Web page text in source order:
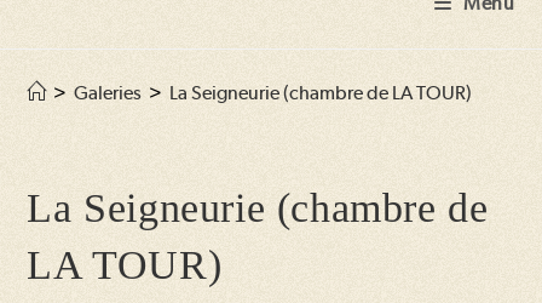
> Galeries > La Seigneurie (chambre de LA TOUR)
La Seigneurie (chambre de
LA TOUR)